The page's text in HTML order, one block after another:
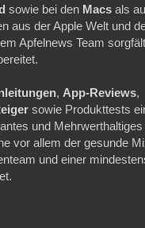
sowie bei den Macs als
aus der Apple Welt und
Apfelnews Team
, App-Reviews,
sowie Produkttests
und Mehrwerthaltiges
vor allem der gesunde
und einer